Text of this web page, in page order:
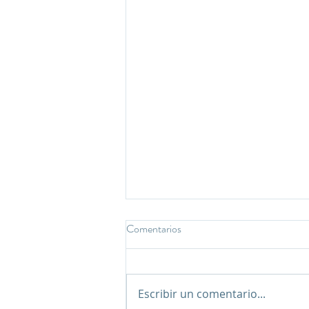
Comentarios
Escribir un comentario...